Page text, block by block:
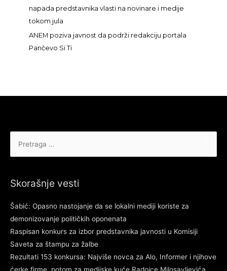
napada predstavnika vlasti na novinare i medije
tokom jula
ANEM poziva javnost da podrži redakciju portala
Pančevo Si Ti
za:
Skorašnje vesti
Šabić: Opasno nastojanje da se lokalni mediji koriste za
demonizovanje političkih oponenata
Raspisan konkurs za izbor predstavnika javnosti u Komisiji
Saveta za štampu za žalbe
Rezultati 153 konkursa: Najviše novca za Alo, Informer i njihove